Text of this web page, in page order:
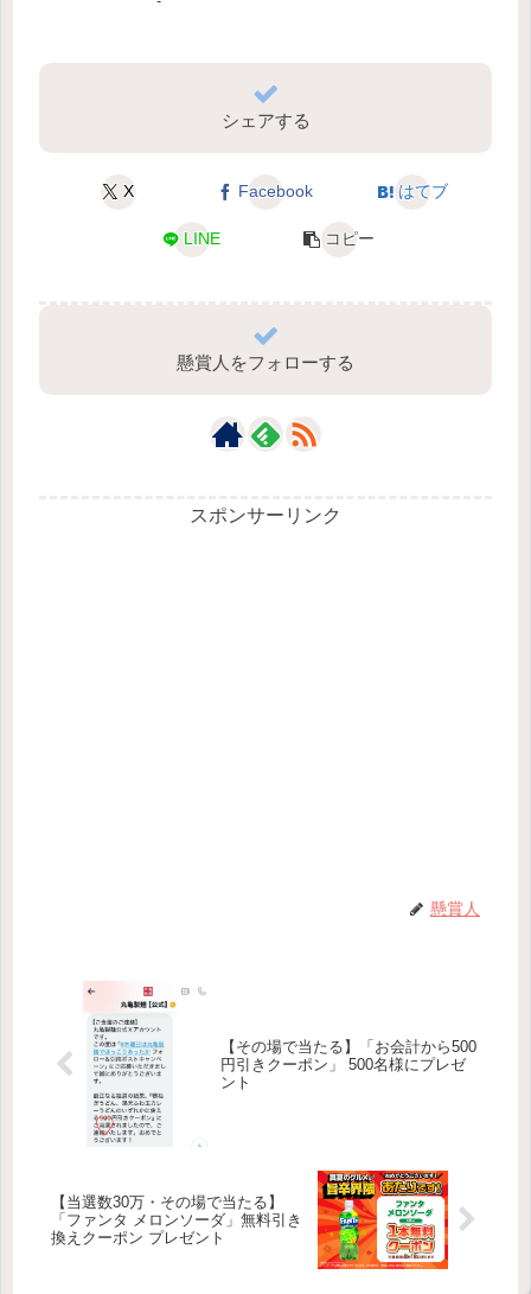
シェアする
X Facebook はてブ
LINE コピー
懸賞人をフォローする
スポンサーリンク
懸賞人
【その場で当たる】「お会計から500
円引きクーポン」 500名様にプレゼ
ント
【当選数30万・その場で当たる】
「ファンタ メロンソーダ」無料引き
換えクーポン プレゼント